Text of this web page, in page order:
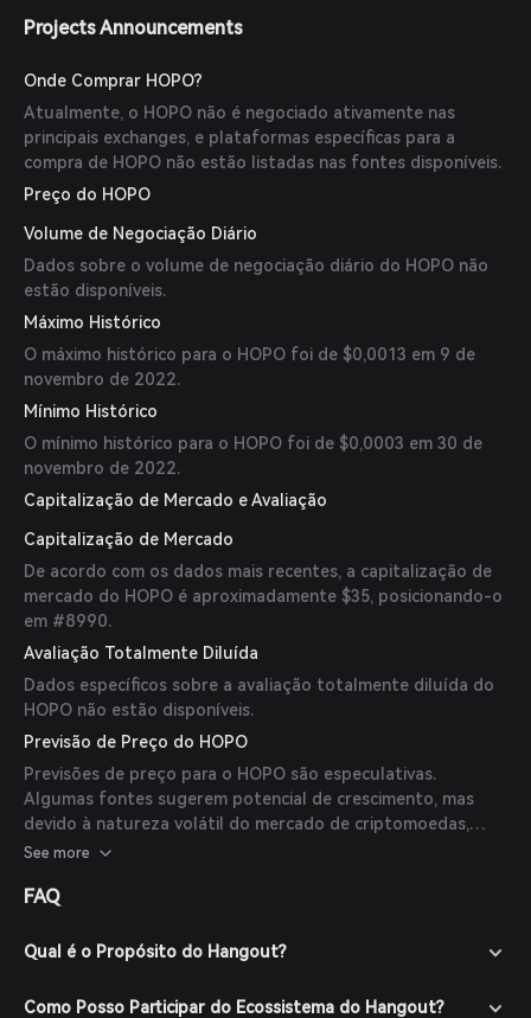
Projects Announcements
Onde Comprar HOPO?
Atualmente, o HOPO não é negociado ativamente nas
principais exchanges, e plataformas específicas para a
compra de HOPO não estão listadas nas fontes disponíveis.
Preço do HOPO
Volume de Negociação Diário
Dados sobre o volume de negociação diário do HOPO não
estão disponíveis.
Máximo Histórico
O máximo histórico para o HOPO foi de $0,0013 em 9 de
novembro de 2022.
Mínimo Histórico
O mínimo histórico para o HOPO foi de $0,0003 em 30 de
novembro de 2022.
Capitalização de Mercado e Avaliação
Capitalização de Mercado
De acordo com os dados mais recentes, a capitalização de
mercado do HOPO é aproximadamente $35, posicionando-o
em #8990.
Avaliação Totalmente Diluída
Dados específicos sobre a avaliação totalmente diluída do
HOPO não estão disponíveis.
Previsão de Preço do HOPO
Previsões de preço para o HOPO são especulativas.
Algumas fontes sugerem potencial de crescimento, mas
devido à natureza volátil do mercado de criptomoedas,
essas devem ser interpretadas com cautela.
See more
FAQ
Qual é o Propósito do Hangout?
Como Posso Participar do Ecossistema do Hangout?